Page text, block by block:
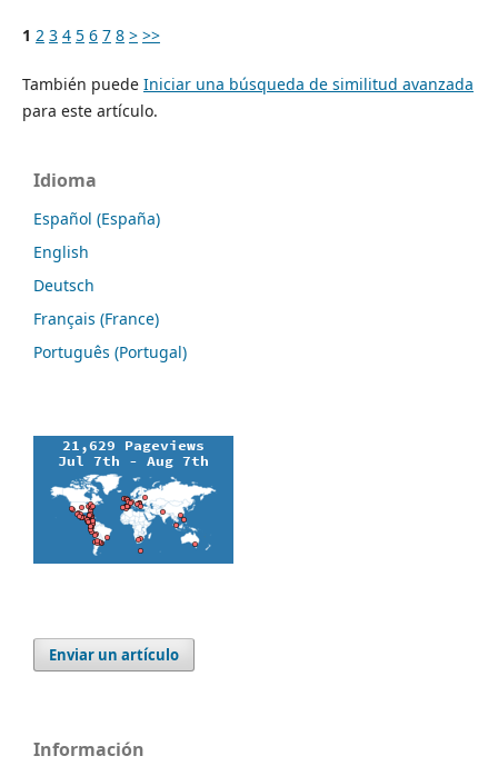
1 2 3 4 5 6 7 8 > >>
También puede Iniciar una búsqueda de similitud avanzada
para este artículo.
Idioma
Español (España)
English
Deutsch
Français (France)
Português (Portugal)
Enviar un artículo
Información